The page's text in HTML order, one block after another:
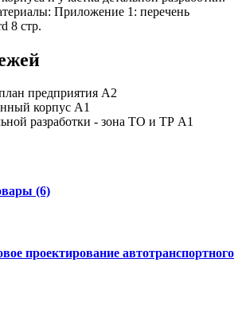
Приложение 1: перечень
8 стр.
предприятия А2
корпус А1
разработки - зона ТО и ТР А1
(6)
проектирование автотранспортного